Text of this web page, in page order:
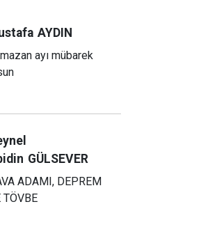
AYDIN
ayı mübarek
GÜLSEVER
ADAMI, DEPREM
TÖVBE